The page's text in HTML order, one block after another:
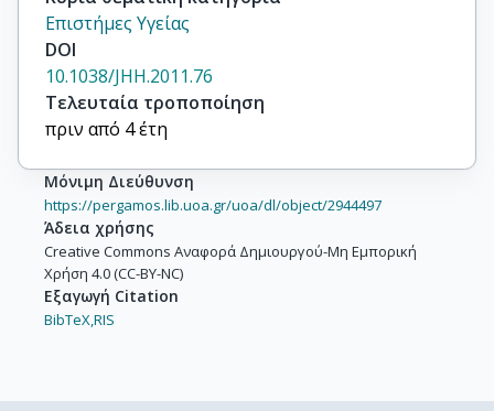
Επιστήμες Υγείας
DOI
10.1038/JHH.2011.76
Τελευταία τροποποίηση
πριν από 4 έτη
Μόνιμη Διεύθυνση
https://pergamos.lib.uoa.gr/uoa/dl/object/2944497
Άδεια χρήσης
Creative Commons Αναφορά Δημιουργού-Μη Εμπορική
Χρήση 4.0 (CC-BY-NC)
Εξαγωγή Citation
BibTeX,RIS